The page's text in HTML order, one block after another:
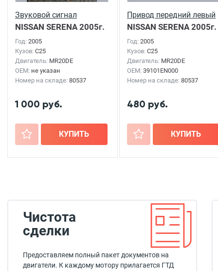
Звуковой сигнал
NISSAN SERENA2005г.
Год: 2005
Кузов: C25
Двигатель: MR20DE
OEM: не указан
Номер на складе: 80537
1 000 руб.
+ КУПИТЬ
Привод передний левый
NISSAN SERENA2005г.
Год: 2005
Кузов: C25
Двигатель: MR20DE
OEM: 39101EN000
Номер на складе: 80537
480 руб.
+ КУПИТЬ
Чистота
сделки
Предоставляем полный пакет документов на
двигатели. К каждому мотору прилагается ГТД